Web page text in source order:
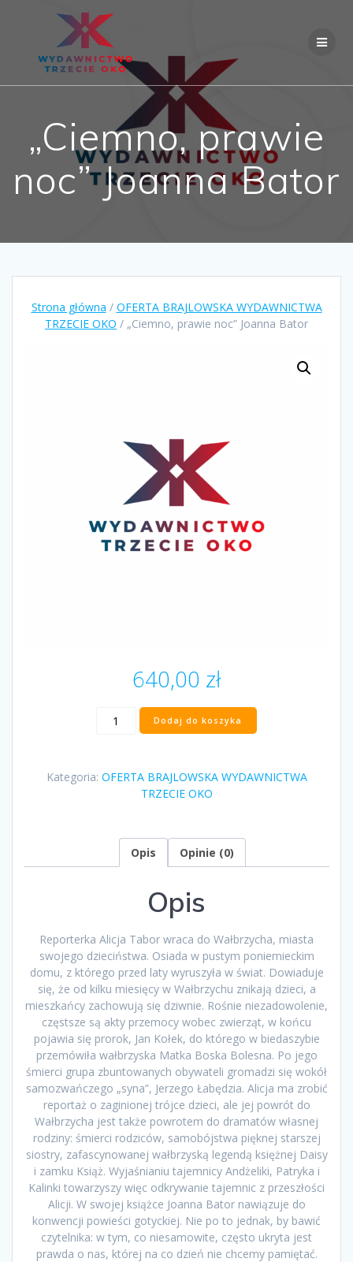
„Ciemno, prawie
noc” Joanna Bator
Strona główna / OFERTA BRAJLOWSKA WYDAWNICTWA
TRZECIE OKO / „Ciemno, prawie noc” Joanna Bator
640,00 zł
ilość
„Ciemno,
Joanna
Bator
Dodaj do koszyka
Kategoria: OFERTA BRAJLOWSKA WYDAWNICTWA
TRZECIE OKO
Opis Opinie (0)
Opis
Reporterka Alicja Tabor wraca do Wałbrzycha, miasta
swojego dzieciństwa. Osiada w pustym poniemieckim
domu, z którego przed laty wyruszyła w świat. Dowiaduje
się, że od kilku miesięcy w Wałbrzychu znikają dzieci, a
mieszkańcy zachowują się dziwnie. Rośnie niezadowolenie,
częstsze są akty przemocy wobec zwierząt, w końcu
pojawia się prorok, Jan Kołek, do którego w biedaszybie
przemówiła wałbrzyska Matka Boska Bolesna. Po jego
śmierci grupa zbuntowanych obywateli gromadzi się wokół
samozwańczego „syna”, Jerzego Łabędzia. Alicja ma zrobić
reportaż o zaginionej trójce dzieci, ale jej powrót do
Wałbrzycha jest także powrotem do dramatów własnej
rodziny: śmierci rodziców, samobójstwa pięknej starszej
siostry, zafascynowanej wałbrzyską legendą księżnej Daisy
i zamku Książ. Wyjaśnianiu tajemnicy Andżeliki, Patryka i
Kalinki towarzyszy więc odkrywanie tajemnic z przeszłości
Alicji. W swojej książce Joanna Bator nawiązuje do
konwencji powieści gotyckiej. Nie po to jednak, by bawić
czytelnika: w tym, co niesamowite, często ukryta jest
prawda o nas, której na co dzień nie chcemy pamiętać.